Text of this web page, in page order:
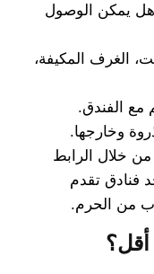
يمكن الوصول
الغرف المكيفة،
مع الفندق.
وخارجها.
خلال الرابط
فنادق تقدم
من الحرم.
أقل؟